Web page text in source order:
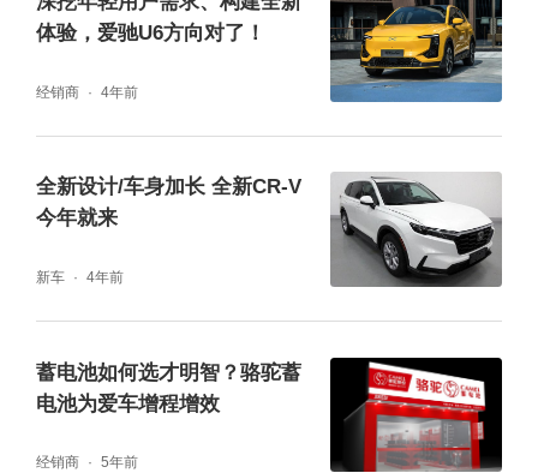
电动调节、车身稳定控制、后排隐私玻璃、分
区自动空调等等,放在如今的汽车市场里依然是
品牌成熟、品质过硬、用车体验好,这是大部分
CR-V车主的评价。“陪伴我13年,跑了差不多三
十多万公里,除了正常保养就从来没有掉过链
体验，爱驰U6方向对了！
经销商 4年前
全新设计/车身加长 全新CR-V
今年就来
新车 4年前
蓄电池如何选才明智？骆驼蓄
电池为爱车增程增效
经销商 5年前